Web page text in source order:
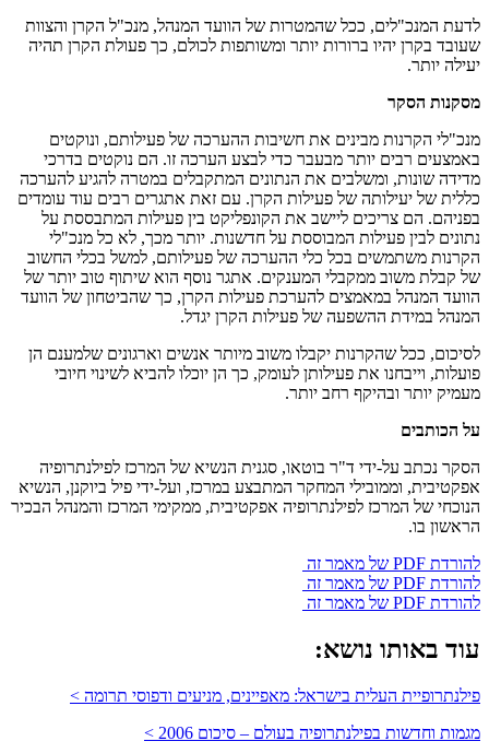
לדעת המנכ"לים, ככל שהמטרות של הוועד המנהל, מנכ"ל הקרן והצוות
שעובד בקרן יהיו ברורות יותר ומשותפות לכולם, כך פעולת הקרן תהיה
יעילה יותר.
מסקנות הסקר
מנכ"לי הקרנות מבינים את חשיבות ההערכה של פעילותם, ונוקטים
באמצעים רבים יותר מבעבר כדי לבצע הערכה זו. הם נוקטים בדרכי
מדידה שונות, ומשלבים את הנתונים המתקבלים במטרה להגיע להערכה
כללית של יעילותה של פעילות הקרן. עם זאת אתגרים רבים עוד עומדים
בפניהם. הם צריכים ליישב את הקונפליקט בין פעילות המתבססת על
נתונים לבין פעילות המבוססת על חדשנות. יותר מכך, לא כל מנכ"לי
הקרנות משתמשים בכל כלי ההערכה של פעילותם, למשל בכלי החשוב
של קבלת משוב ממקבלי המענקים. אתגר נוסף הוא שיתוף טוב יותר של
הוועד המנהל במאמצים להערכת פעילות הקרן, כך שהביטחון של הוועד
המנהל במידת ההשפעה של פעילות הקרן יגדל.
לסיכום, ככל שהקרנות יקבלו משוב מיותר אנשים וארגונים שלמענם הן
פועלות, וייבחנו את פעילותן לעומק, כך הן יוכלו להביא לשינוי חיובי
מעמיק יותר ובהיקף רחב יותר.
על הכותבים
הסקר נכתב על-ידי ד"ר בוטאו, סגנית הנשיא של המרכז לפילנתרופיה
אפקטיבית, וממובילי המחקר המתבצע במרכז, ועל-ידי פיל ביוקנן, הנשיא
הנוכחי של המרכז לפילנתרופיה אפקטיבית, ממקימי המרכז והמנהל הבכיר
הראשון בו.
להורדת PDF של מאמר זה
להורדת PDF של מאמר זה
להורדת PDF של מאמר זה
עוד באותו נושא:
פילנתרופיית העלית בישראל: מאפיינים, מניעים ודפוסי תרומה >
מגמות וחדשות בפילנתרופיה בעולם – סיכום 2006 >